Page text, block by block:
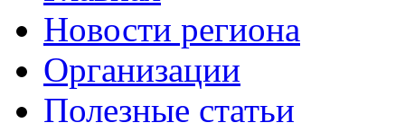
Новости региона
Организации
Полезные статьи